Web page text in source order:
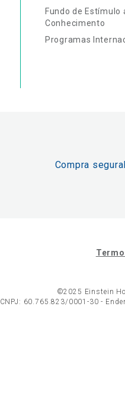
Fundo de Estímulo
Conhecimento
Programas
Compra segura
©2025 Einstein
CNPJ: 60.765.823/0001-30 -